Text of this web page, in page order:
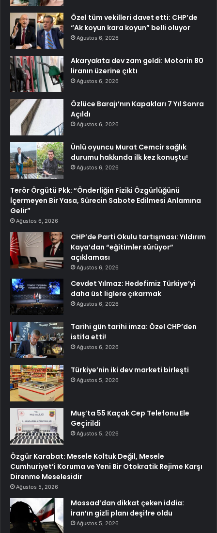
Özel tüm vekilleri davet etti: CHP’de
“Ak koyun kara koyun” belli oluyor
Ağustos 6, 2026
Akaryakıta dev zam geldi: Motorin 80
liranın üzerine çıktı
Ağustos 6, 2026
Özlüce Barajı’nın Kapakları 7 Yıl Sonra
Açıldı
Ağustos 6, 2026
Ünlü oyuncu Murat Cemcir sağlık
durumu hakkında ilk kez konuştu!
Ağustos 6, 2026
Terör Örgütü Pkk: “Önderliğin Fiziki Özgürlüğünü
İçermeyen Bir Yasa, Sürecin Sabote Edilmesi Anlamına
Gelir”
Ağustos 6, 2026
CHP’de Parti Okulu tartışması: Yıldırım
Kaya’dan “eğitimler sürüyor”
açıklaması
Ağustos 6, 2026
Cevdet Yılmaz: Hedefimiz Türkiye’yi
daha üst liglere çıkarmak
Ağustos 6, 2026
Tarihi gün tarihi imza: Özel CHP’den
istifa etti!
Ağustos 6, 2026
Türkiye’nin iki dev marketi birleşti
Ağustos 5, 2026
Muş’ta 55 Kaçak Cep Telefonu Ele
Geçirildi
Ağustos 5, 2026
Özgür Karabat: Mesele Koltuk Değil, Mesele
Cumhuriyet’i Koruma ve Yeni Bir Otokratik Rejime Karşı
Direnme Meselesidir
Ağustos 5, 2026
Mossad’dan dikkat çeken iddia:
İran’ın gizli planı deşifre oldu
Ağustos 5, 2026